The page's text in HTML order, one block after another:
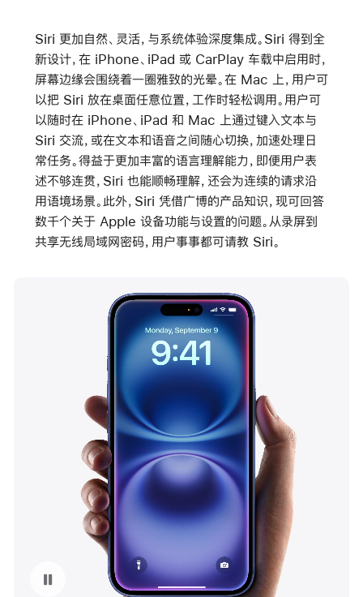
Siri 更加自然、灵活，与系统体验深度集成。Siri 得到全
新设计，在 iPhone、iPad 或 CarPlay 车载中启用时，
屏幕边缘会围绕着一圈雅致的光晕。在 Mac 上，用户可
以把 Siri 放在桌面任意位置，工作时轻松调用。用户可
以随时在 iPhone、iPad 和 Mac 上通过键入文本与
Siri 交流，或在文本和语音之间随心切换，加速处理日
常任务。得益于更加丰富的语言理解能力，即便用户表
述不够连贯，Siri 也能顺畅理解，还会为连续的请求沿
用语境场景。此外，Siri 凭借广博的产品知识，现可回答
数千个关于 Apple 设备功能与设置的问题。从录屏到
共享无线局域网密码，用户事事都可请教 Siri。
暂停播放视频 围绕 Apple 智能重新设计的 Siri